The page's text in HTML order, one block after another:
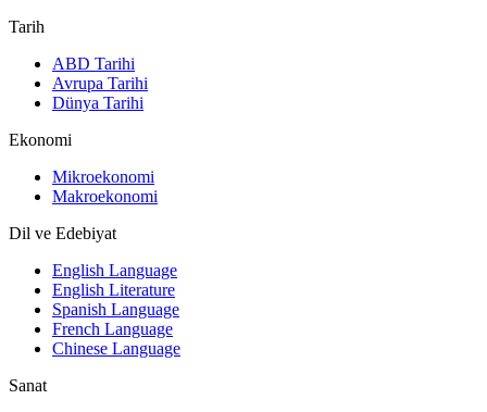
Tarih
ABD Tarihi
Avrupa Tarihi
Dünya Tarihi
Ekonomi
Mikroekonomi
Makroekonomi
Dil ve Edebiyat
English Language
English Literature
Spanish Language
French Language
Chinese Language
Sanat